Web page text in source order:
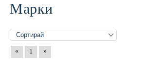
Марки
« 1 »